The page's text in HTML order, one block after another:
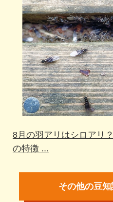
8月の羽アリはシロアリ
の特徴 ...
その他の豆